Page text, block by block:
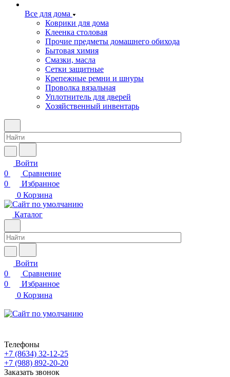
Все для дома
Коврики для дома
Клеенка столовая
Прочие предметы домашнего обихода
Бытовая химия
Смазки, масла
Сетки защитные
Крепежные ремни и шнуры
Проволка вязальная
Уплотнитель для дверей
Хозяйственный инвентарь
Войти
0
Сравнение
0
Избранное
0 Корзина
Каталог
Войти
0
Сравнение
0
Избранное
0 Корзина
Телефоны
+7 (8634) 32-12-25
+7 (988) 892-20-20
Заказать звонок